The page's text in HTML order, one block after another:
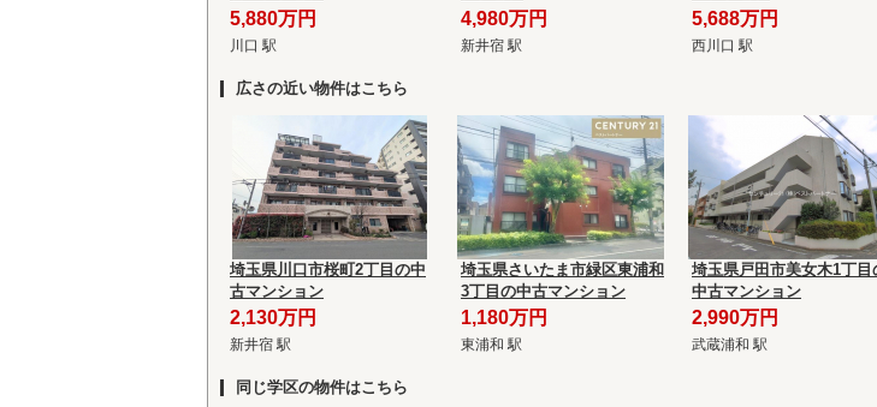
5,880万円
川口 駅
4,980万円
新井宿 駅
5,688万円
西川口 駅
広さの近い物件はこちら
埼玉県川口市桜町2丁目の中
古マンション
2,130万円
新井宿 駅
埼玉県さいたま市緑区東浦和
3丁目の中古マンション
1,180万円
東浦和 駅
埼玉県戸田市美女木1丁目
中古マンション
2,990万円
武蔵浦和 駅
同じ学区の物件はこちら